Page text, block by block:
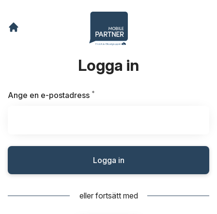
Logga in
Ange en e-postadress *
Logga in
eller fortsätt med